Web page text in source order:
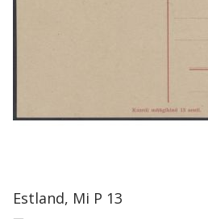
Estland, Mi P 13